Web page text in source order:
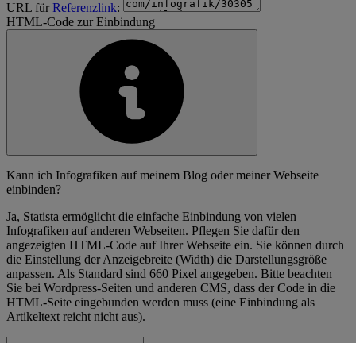
URL fürReferenzlink:
HTML-Code zur Einbindung
Kann ich Infografiken auf meinem Blog oder meiner Webseite
einbinden?
Ja, Statista ermöglicht die einfache Einbindung von vielen
Infografiken auf anderen Webseiten. Pflegen Sie dafür den
angezeigten HTML-Code auf Ihrer Webseite ein. Sie können durch
die Einstellung der Anzeigebreite (Width) die Darstellungsgröße
anpassen. Als Standard sind 660 Pixel angegeben. Bitte beachten
Sie bei Wordpress-Seiten und anderen CMS, dass der Code in die
HTML-Seite eingebunden werden muss (eine Einbindung als
Artikeltext reicht nicht aus).